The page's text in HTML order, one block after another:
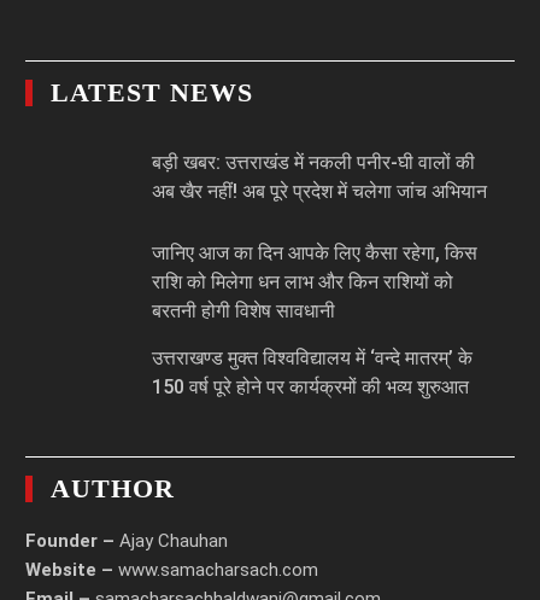
LATEST NEWS
बड़ी खबर: उत्तराखंड में नकली पनीर-घी वालों की
अब खैर नहीं! अब पूरे प्रदेश में चलेगा जांच अभियान
जानिए आज का दिन आपके लिए कैसा रहेगा, किस
राशि को मिलेगा धन लाभ और किन राशियों को
बरतनी होगी विशेष सावधानी
उत्तराखण्ड मुक्त विश्वविद्यालय में ‘वन्दे मातरम्’ के
150 वर्ष पूरे होने पर कार्यक्रमों की भव्य शुरुआत
AUTHOR
Founder – Ajay Chauhan
Website – www.samacharsach.com